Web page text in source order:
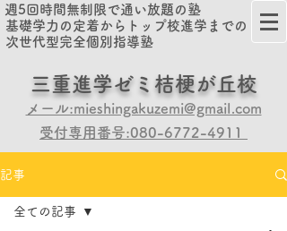
週5回時間無制限で通い放題の塾
基礎学力の定着からトップ校進学までの
次世代型完全個別指導塾
メール:mieshingakuzemi@gmail.com
​​三重進学ゼミ桔梗が丘校
受付専用番号:080-6772-4911
記事
全ての記事